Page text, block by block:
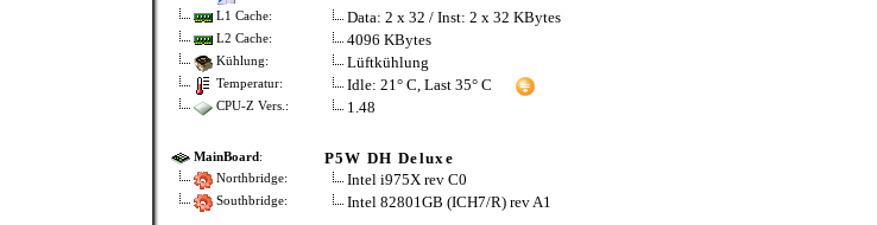
L1 Cache: Data: 2 x 32 / Inst: 2 x 32 KBytes
L2 Cache: 4096 KBytes
Kühlung: Lüftkühlung
Temperatur: Idle: 21° C, Last 35° C
CPU-Z Vers.: 1.48
MainBoard: P5W DH Deluxe
Northbridge: Intel i975X rev C0
Southbridge: Intel 82801GB (ICH7/R) rev A1